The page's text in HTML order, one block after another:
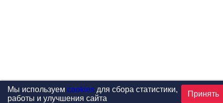
Мы используем cookiesдля сбора статистики,
работы и улучшения сайта
Принять